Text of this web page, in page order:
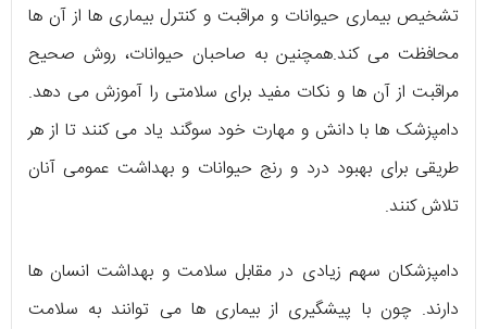
تشخیص بیماری حیوانات و مراقبت و کنترل بیماری ها از آن ها
محافظت می کند.همچنین به صاحبان حیوانات، روش صحیح
مراقبت از آن ها و نکات مفید برای سلامتی را آموزش می دهد.
دامپزشک ها با دانش و مهارت خود سوگند یاد می کنند تا از هر
طریقی برای بهبود درد و رنج حیوانات و بهداشت عمومی آنان
تلاش کنند.
دامپزشکان سهم زیادی در مقابل سلامت و بهداشت انسان ها
دارند. چون با پیشگیری از بیماری ها می توانند به سلامت